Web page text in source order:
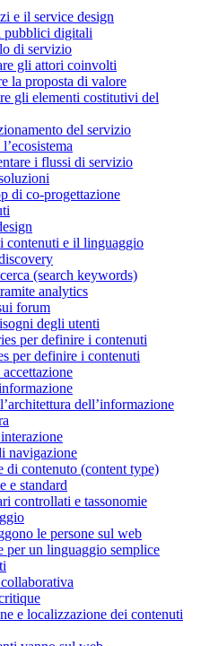
e il service design
pubblici digitali
di servizio
gli attori coinvolti
la proposta di valore
gli elementi costitutivi del
del servizio
i flussi di servizio
di co-progettazione
contenuti e il linguaggio
(search keywords)
analytics
forum
degli utenti
per definire i contenuti
per definire i contenuti
dell’informazione
navigazione
di contenuto (content type)
e standard
controllati e tassonomie
le persone sul web
per un linguaggio semplice
e localizzazione dei contenuti